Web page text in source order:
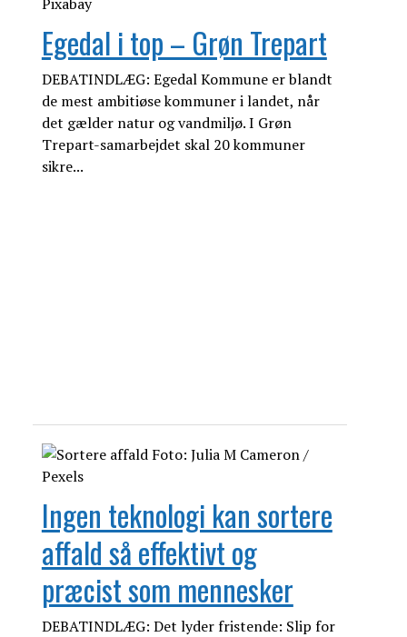
Egedal i top – Grøn Trepart
DEBATINDLÆG: Egedal Kommune er blandt
de mest ambitiøse kommuner i landet, når
det gælder natur og vandmiljø. I Grøn
Trepart-samarbejdet skal 20 kommuner
sikre...
Ingen teknologi kan sortere
affald så effektivt og
præcist som mennesker
DEBATINDLÆG: Det lyder fristende: Slip for